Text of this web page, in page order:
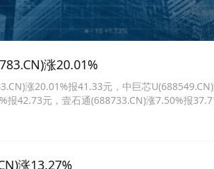
涨20.01%
涨20.01%报41.33元，中巨芯
42.73元，壹石通(688733.CN)涨7.50%报
涨13.27%